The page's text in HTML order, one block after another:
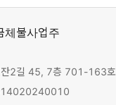
체불사업주
잔2길 45, 7층 701-163호